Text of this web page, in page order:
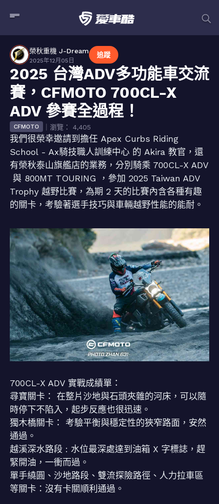
榮秋重機 J-Dream
2025年12月05日
追蹤
2025 台灣ADV多功能車交流
賽，CFMOTO 700CL-X
ADV 參賽全過程！
CFMOTO ｜瀏覽： 4,405
我們很榮幸邀請到擔任 Apex Curbs Riding
School - Ax騎技職人訓練中心 的 Akira 教官，還
有榮秋泰山旗艦店的業務，分別騎乘 700CL-X ADV
與 800MT TOURING ，參加 2025 Taiwan ADV
Trophy 越野比賽，為期 2 天的比賽內含各種有趣
的關卡，考驗著選手技巧與車輛越野性能的能耐。
700CL-X ADV 實戰成績單：
尋寶關卡： 在整片沙地與石頭夾雜的河床，可以隨
時停下不陷入，起步反應也很迅速。
獨木橋關卡： 考驗平衡與穩定性的狹窄路面，安然
通過。
越溪深水路段 : 水位最深處達到油箱 X 字標誌，趕
緊開油，一衝而過。
單手繞圓、沙地路段、雙流探險路徑、人力拉車區
等關卡：沒有卡關順利通過。